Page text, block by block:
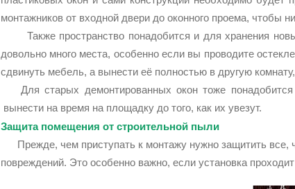
монтажников от входной двери до оконного проема, чтобы
Также пространство понадобится и для хранения
довольно много места, особенно если вы проводите
сдвинуть мебель, а вынести её полностью в другую
Для старых демонтированных окон тоже
вынести на время на площадку до того, как их увезут.
Защита помещения от строительной пыли
Прежде, чем приступать к монтажу нужно защитить все,
повреждений. Это особенно важно, если установка